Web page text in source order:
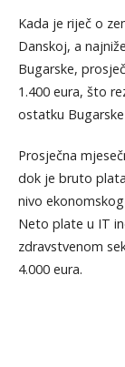
Kada je riječ o
Danskoj, a
Bugarske,
1.400 eura, što
ostatku
Prosječna
dok je bruto
nivo
Neto plate u IT
zdravstvenom
4.000 eura.